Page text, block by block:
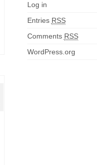
Log in
Entries RSS
Comments RSS
WordPress.org